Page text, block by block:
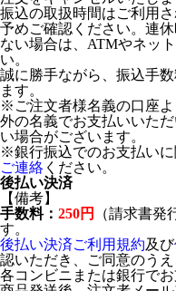
振込の取扱時間はご利用
予めご確認ください。連
ない場合は、ATMやネッ
い。
誠に勝手ながら、振込手
ます。
※ご注文者様名義の口座
外の名義でお支払いいた
い場合がございます。
※銀行振込でのお支払い
ご連絡 ください。
後払い決済
【備考】
手数料： 250円
（請求書発
す。
後払い決済ご利用規約及び
認いただき、ご同意のうえ
各コンビニまたは銀行でお